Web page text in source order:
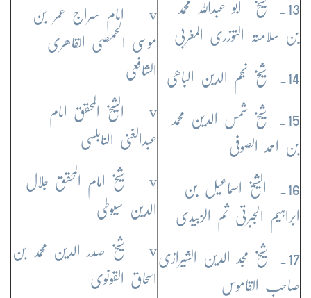
13. شیخ ابو عبداللہ محمد
بن سلامتہ التوزری المغربی
14. شیخ نجم الدین الباھی
15. شیخ شمس الدین محمد
بن احمد الصوفی
16. الشیخ اسماعیل بن
ابراہیم الجبرتی ثم الزبیدی
17. شیخ مجد الدین الشیرازی
صاحب القاموس
v امام سراج عمر بن
موسی الحمصی القاھری
الشافعی
v الشیخ المحقق امام
عبدالغنی النابلسی
v شیخ امام المحقق جلال
الدین سیوطی
v شیخ صدر الدین محمد بن
اسحاق القونوی